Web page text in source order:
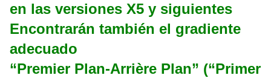
en las versiones X5 y siguientes
Encontrarán también el gradiente
adecuado
“Premier Plan-Arrière Plan” (“Primer